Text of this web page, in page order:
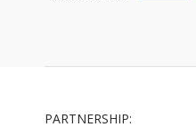
PARTNERSHIP: